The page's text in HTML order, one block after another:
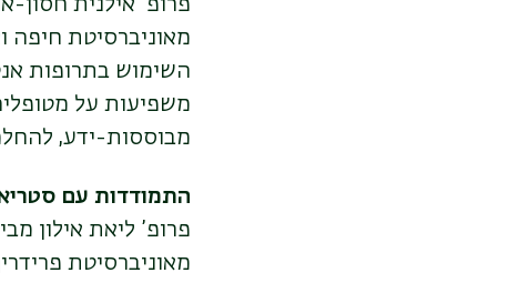
מאוניברסיטת חיפה
השימוש בתרופות
משפיעות על
מבוססות-ידע,
התמודדות עם
פרופ’ ליאת אילון
מאוניברסיטת